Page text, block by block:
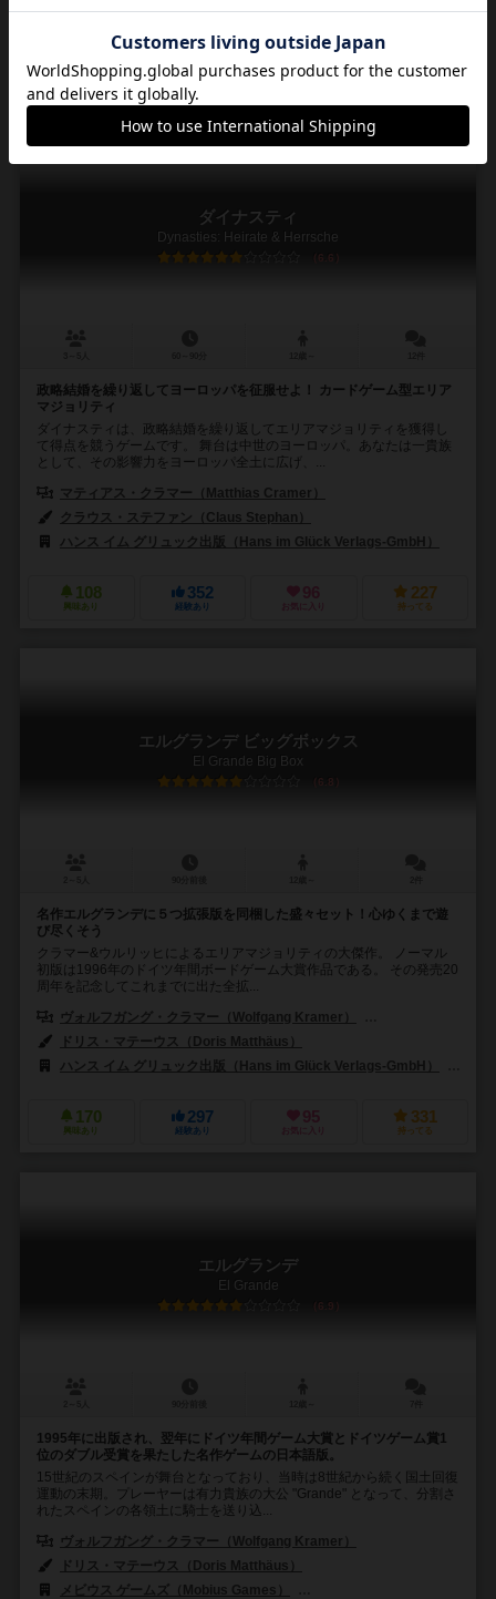
ハンス イム グリュック出版（Hans im Glück Verlags-GmbH）
ラ
124 389
経験あり
106
お気に入り
263
ダイナスティ
Dynasties: Heirate & Herrsche
6.6
政略結婚を繰り返してヨーロッパを征服せよ！ カードゲーム型エリア
マジョリティ
ダイナスティは、政略結婚を繰り返してエリアマジョリティを獲得し
て得点を競うゲームです。 舞台は中世のヨーロッパ。あなたは一貴族
として、その影響力をヨーロッパ全土に広げ、...
マティアス・クラマー（Matthias Cramer）
クラウス・ステファン（Claus Stephan）
ハンス イム グリュック出版（Hans im Glück Verlags-GmbH）
108
興味あり
352
経験あり
96
お気に入り
227
持ってる
エルグランデ ビッグボックス
El Grande Big Box
6.8
名作エルグランデに５つ拡張版を同梱した盛々セット！心ゆくまで遊
び尽くそう
クラマー&ウルリッヒによるエリアマジョリティの大傑作。 ノーマル
初版は1996年のドイツ年間ボードゲーム大賞作品である。 その発売20
周年を記念してこれまでに出た全拡...
ヴォルフガング・クラマー（Wolfgang Kramer）
ドリス・マテーウス（Doris Matthäus）
ハンス イム グリュック出版（Hans im Glück Verlags-GmbH）
170
興味あり
297
経験あり
95
お気に入り
331
持ってる
エルグランデ
El Grande
6.9
1995年に出版され、翌年にドイツ年間ゲーム大賞とドイツゲーム賞1
位のダブル受賞を果たした名作ゲームの日本語版。
15世紀のスペインが舞台となっており、当時は8世紀から続く国土回復
運動の末期。プレーヤーは有力貴族の大公 "Grande" となって、分割さ
れたスペインの各領土に騎士を送り込...
ヴォルフガング・クラマー（Wolfgang Kramer）
ドリス・マテーウス（Doris Matthäus）
メビウス ゲームズ（Mobius Games）